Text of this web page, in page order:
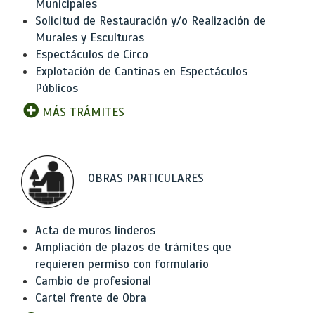
Municipales
Solicitud de Restauración y/o Realización de
Murales y Esculturas
Espectáculos de Circo
Explotación de Cantinas en Espectáculos
Públicos
MÁS TRÁMITES
OBRAS PARTICULARES
Acta de muros linderos
Ampliación de plazos de trámites que
requieren permiso con formulario
Cambio de profesional
Cartel frente de Obra